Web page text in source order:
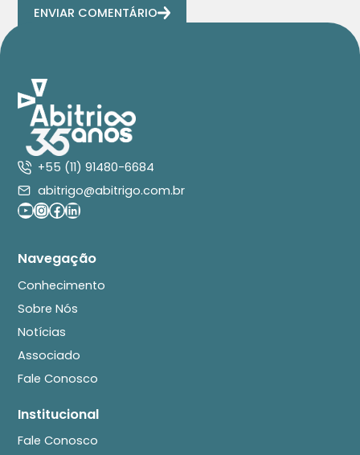
ENVIAR COMENTÁRIO
+55 (11) 91480-6684
abitrigo@abitrigo.com.br
Youtube
Instagram
Facebook
LinkedIn
Navegação
Conhecimento
Sobre Nós
Notícias
Associado
Fale Conosco
Institucional
Fale Conosco